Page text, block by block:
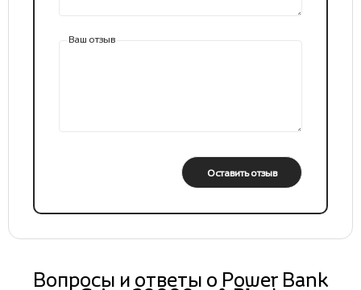
Ваш отзыв
Оставить отзыв
Вопросы и ответы о Power Bank